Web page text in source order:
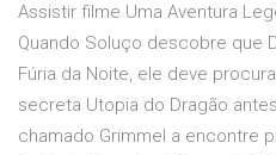
Assistir filme Uma Aventura
Quando Soluço descobre que
Fúria da Noite, ele deve
secreta Utopia do Dragão
chamado Grimmel a encontre